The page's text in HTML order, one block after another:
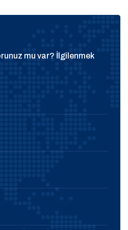
mu var? İlgilenmek